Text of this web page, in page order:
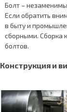
Болт –
Если обратить
в быту и
сборными. Сборка
болтов.
Конструкция и